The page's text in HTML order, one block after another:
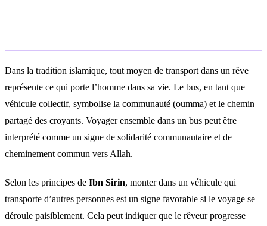
Dans la tradition islamique, tout moyen de transport dans un rêve
représente ce qui porte l’homme dans sa vie. Le bus, en tant que
véhicule collectif, symbolise la communauté (oumma) et le chemin
partagé des croyants. Voyager ensemble dans un bus peut être
interprété comme un signe de solidarité communautaire et de
cheminement commun vers Allah.
Selon les principes de Ibn Sirin, monter dans un véhicule qui
transporte d’autres personnes est un signe favorable si le voyage se
déroule paisiblement. Cela peut indiquer que le rêveur progresse